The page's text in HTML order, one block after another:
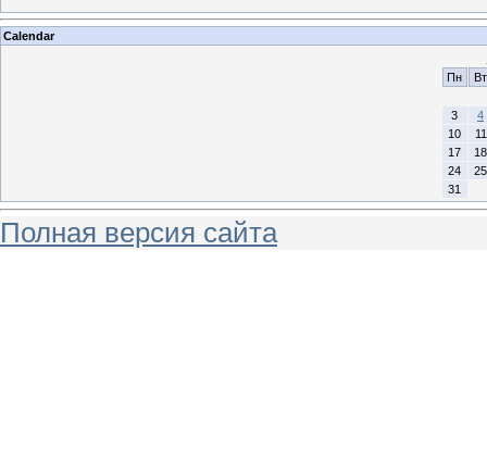
Calendar
Пн
Вт
3
4
10
11
17
18
24
25
31
Полная версия сайта